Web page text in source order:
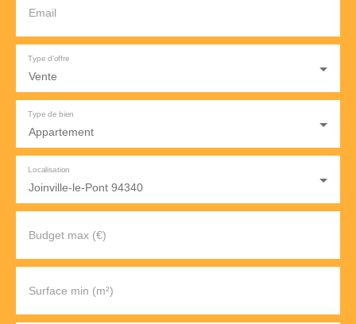
Email
Vente
Type d'offre
Appartement
Type de bien
Joinville-le-Pont 94340
Localisation
Budget max (€)
Surface min (m²)